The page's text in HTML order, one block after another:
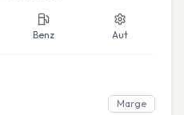
Benz Aut
Marge